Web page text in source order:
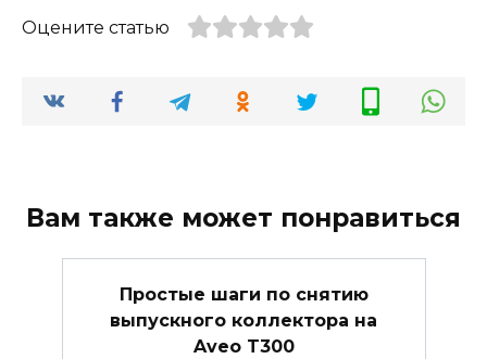
Оцените статью
Вам также может понравиться
Простые шаги по снятию
выпускного коллектора на
Aveo T300